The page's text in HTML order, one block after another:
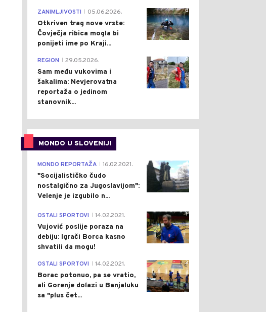
0
ZANIMLJIVOSTI 05.06.2026.
Otkriven trag nove vrste:
Čovječja ribica mogla bi
ponijeti ime po Kraji...
0
REGION 29.05.2026.
Sam među vukovima i
šakalima: Nevjerovatna
reportaža o jedinom
stanovnik...
MONDO U SLOVENIJI
4
MONDO REPORTAŽA 16.02.2021.
"Socijalističko čudo
nostalgično za Jugoslavijom":
Velenje je izgubilo n...
1
OSTALI SPORTOVI 14.02.2021.
Vujović poslije poraza na
debiju: Igrači Borca kasno
shvatili da mogu!
3
OSTALI SPORTOVI 14.02.2021.
Borac potonuo, pa se vratio,
ali Gorenje dolazi u Banjaluku
sa "plus čet...